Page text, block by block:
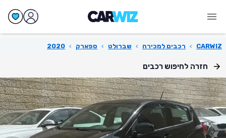
CARWIZ
› רכבים למכירה › שברולט › ספארק ›
2020
חזרה לחיפוש רכבים